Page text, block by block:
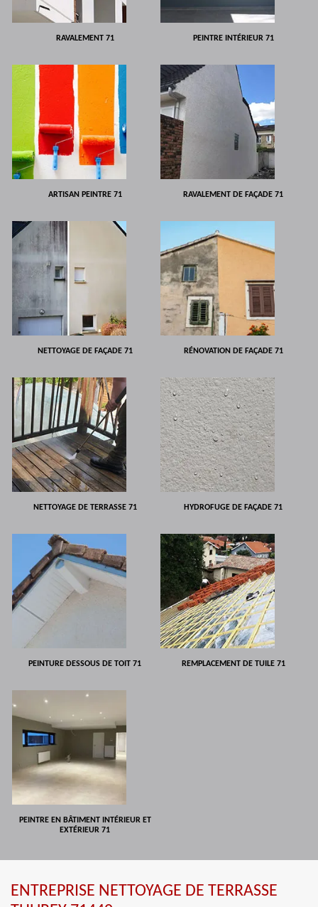
RAVALEMENT 71 PEINTRE INTÉRIEUR 71
ARTISAN PEINTRE 71 RAVALEMENT DE FAÇADE 71
NETTOYAGE DE FAÇADE 71 RÉNOVATION DE FAÇADE 71
NETTOYAGE DE TERRASSE 71 HYDROFUGE DE FAÇADE 71
PEINTURE DESSOUS DE TOIT 71 REMPLACEMENT DE TUILE 71
PEINTRE EN BÂTIMENT INTÉRIEUR ET
EXTÉRIEUR 71
ENTREPRISE NETTOYAGE DE TERRASSE